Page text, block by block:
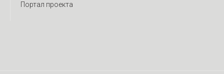
Портал проекта